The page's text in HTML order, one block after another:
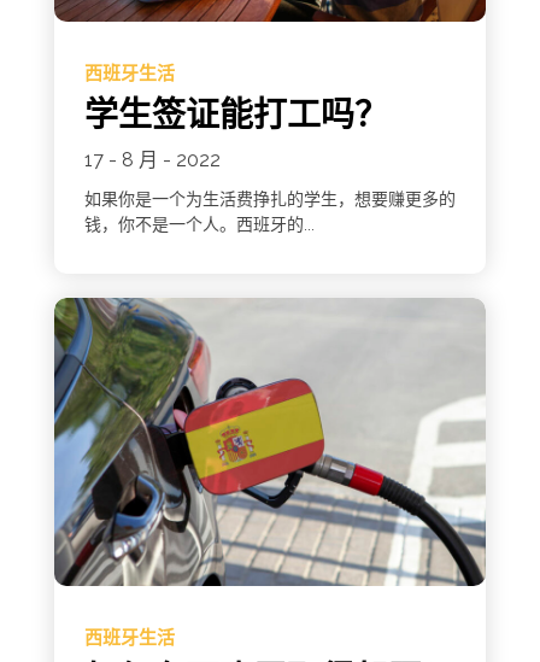
西班牙生活
学生签证能打工吗？
17 - 8 月 - 2022
如果你是一个为生活费挣扎的学生，想要赚更多的
钱，你不是一个人。西班牙的...
西班牙生活